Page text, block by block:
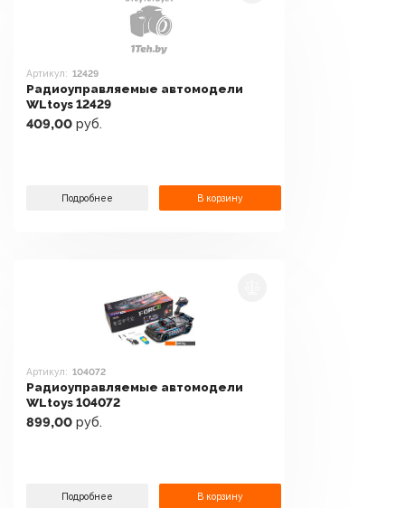
Артикул: 12429
Радиоуправляемые автомодели
WLtoys 12429
409,00 руб.
Подробнее В корзину
Артикул: 104072
Радиоуправляемые автомодели
WLtoys 104072
899,00 руб.
Подробнее В корзину